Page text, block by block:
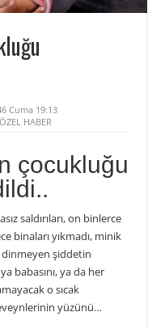
Cuma 19:13
ÖZEL HABER
çocukluğu
saldırıları, on binlerce
binaları yıkmadı, minik
şiddetin
babasını, ya da her
o sıcak
yüzünü…